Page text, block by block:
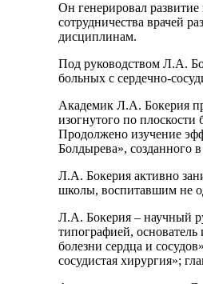
Он генерировал
сотрудничества врачей
дисциплинам.
Под руководством Л.А.
больных с сердечно-
Академик Л.А. Бокерия
изогнутого по
Продолжено изучение
Болдырева»,
Л.А. Бокерия активно
школы, воспитавшим не
Л.А. Бокерия – научный
типографией,
болезни сердца и
сосудистая хирургия»;